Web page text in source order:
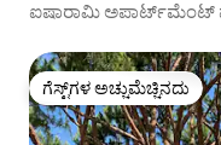
ಐಷಾರಾಮಿ ಅಪಾರ್ಟ್‌ಮೆಂಟ್
ಗೆಸ್ಟ್‌ಗಳ ಅಚ್ಚುಮೆಚ್ಚಿನದು
ಗೆಸ್ಟ್‌ಗಳ ಅಚ್ಚುಮೆಚ್ಚಿನದು